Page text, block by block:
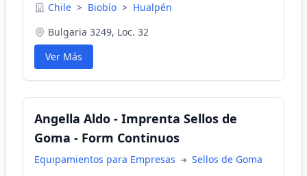
Chile > Biobío > Hualpén
Bulgaria 3249, Loc. 32
Ver Más
Angella Aldo - Imprenta Sellos de
Goma - Form Continuos
Equipamientos para Empresas
Sellos de Goma